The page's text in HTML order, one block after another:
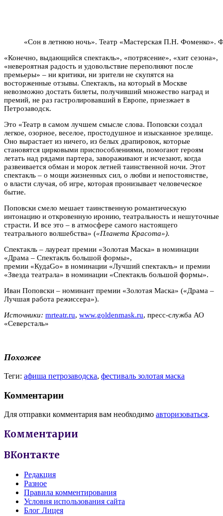
«Сон в летнюю ночь». Театр «Мастерская П.Н. Фоменко».
«Конечно, выдающийся спектакль», «потрясение», «хит сезона»,
«невероятная радость и удовольствие переполняют после
премьеры» – ни критики, ни зрители не скупятся на
восторженные отзывы. Спектакль, на который в Москве
невозможно достать билеты, получивший множество наград и
премий, не раз гастролировавший в Европе, приезжает в
Петрозаводск.
Это «Театр в самом лучшем смысле слова. Поповски создал
легкое, озорное, веселое, простодушное и изысканное зрелище.
Оно вырастает из ничего, из белых драпировок, которые
становятся цирковыми приспособлениями, помогают героям
летать над рядами партера, завораживают и исчезают, когда
развеивается обман и морок летней таинственной ночи. Этот
спектакль – о мощи жизненных сил, о любви и непостоянстве,
о власти случая, об игре, которая пронизывает человеческое
бытие.
Поповски смело мешает таинственную романтическую
интонацию и откровенную иронию, театральность и нешуточные
страсти. И все это – в атмосфере самого настоящего
театрального волшебства» («Планета Красота»).
Спектакль – лауреат премии «Золотая Маска» в номинации
«Драма – Спектакль большой формы»,
премии «КудаGo» в номинации «Лучший спектакль» и премии
«Звезда театрала» в номинации «Спектакль большой формы».
Иван Поповски – номинант премии «Золотая Маска» («Драма –
Лучшая работа режиссера»).
Источники: mrteatr.ru, www.goldenmask.ru, пресс-служба АО
«Северсталь»
Похожее
Теги: афиша петрозаводска, фестиваль золотая маска
Комментарии
Для отправки комментария вам необходимо авторизоваться.
Комментарии
ВКонтакте
Редакция
Разное
Правила комментирования
Условия использования сайта
Блог Лицея